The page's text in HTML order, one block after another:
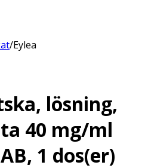
/Eylea
lösning,
40 mg/ml
1 dos(er)